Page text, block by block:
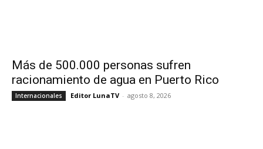
Más de 500.000 personas sufren
racionamiento de agua en Puerto Rico
Internacionales Editor LunaTV - agosto 8, 2026